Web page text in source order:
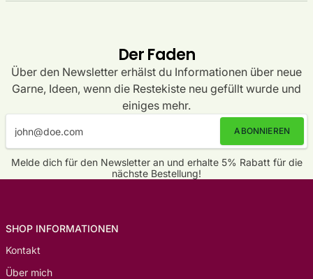
Der Faden
Über den Newsletter erhälst du Informationen über neue
Garne, Ideen, wenn die Restekiste neu gefüllt wurde und
einiges mehr.
ABONNIEREN
Melde dich für den Newsletter an und erhalte 5% Rabatt für die
nächste Bestellung!
SHOP INFORMATIONEN
Kontakt
Über mich